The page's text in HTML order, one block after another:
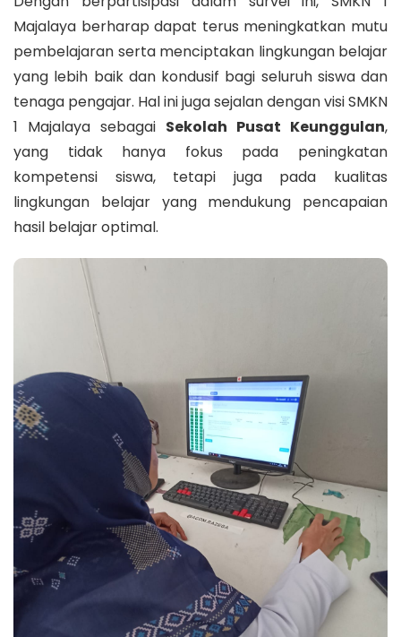
Majalaya berharap dapat terus meningkatkan mutu
pembelajaran serta menciptakan lingkungan belajar
yang lebih baik dan kondusif bagi seluruh siswa dan
tenaga pengajar. Hal ini juga sejalan dengan visi SMKN
1 Majalaya sebagai Sekolah Pusat Keunggulan,
yang tidak hanya fokus pada peningkatan
kompetensi siswa, tetapi juga pada kualitas
lingkungan belajar yang mendukung pencapaian
hasil belajar optimal.